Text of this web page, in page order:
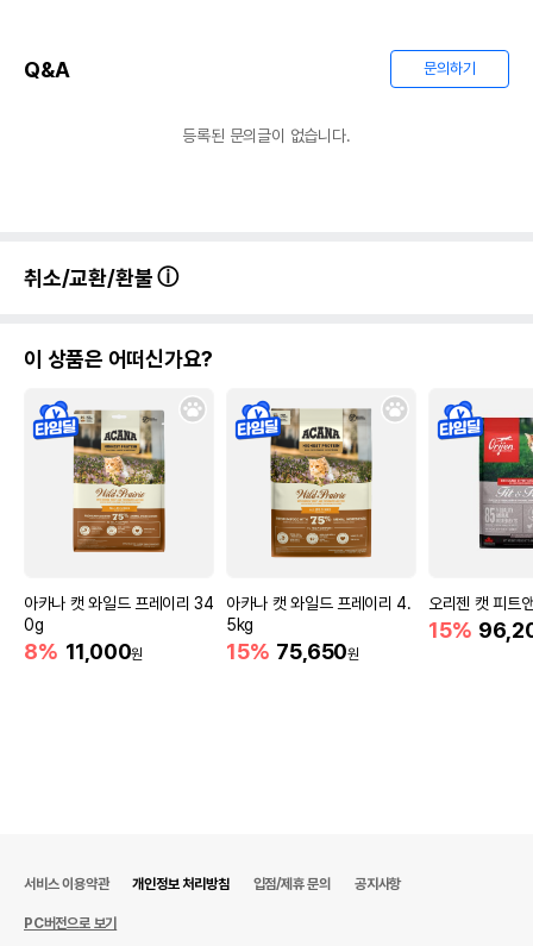
Q&A 문의하기
등록된 문의글이 없습니다.
취소/교환/환불
이 상품은 어떠신가요?
아카나 캣 와일드 프레이리 34
0g
8% 11,000원
아카나 캣 와일드 프레이리 4.
5kg
15% 75,650원
오리젠 캣 피트
15%
서비스 이용약관 개인정보 처리방침 입점/제휴 문의 공지사항
PC버전으로 보기